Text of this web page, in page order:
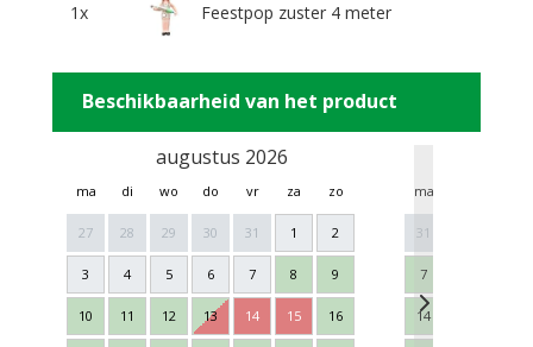
1x Feestpop zuster 4 meter
Beschikbaarheid van het product
augustus 2026
ma di wo do vr za zo
27 28 29 30 31 1 2
3 4 5 6 7 8 9
10 11 12 13 14 15 16
ma
31
7
14